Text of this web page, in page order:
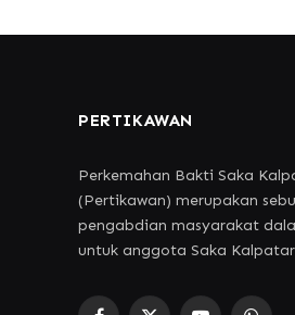
PERTIKAWAN
Perkemahan Bakti Saka
(Pertikawan) merupakan
pengabdian masyarakat
untuk anggota Saka